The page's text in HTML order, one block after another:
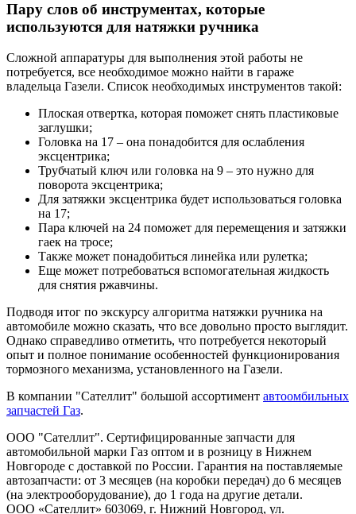
Пару слов об инструментах, которые
используются для натяжки ручника
Сложной аппаратуры для выполнения этой работы не
потребуется, все необходимое можно найти в гараже
владельца Газели. Список необходимых инструментов такой:
Плоская отвертка, которая поможет снять пластиковые
заглушки;
Головка на 17 – она понадобится для ослабления
эксцентрика;
Трубчатый ключ или головка на 9 – это нужно для
поворота эксцентрика;
Для затяжки эксцентрика будет использоваться головка
на 17;
Пара ключей на 24 поможет для перемещения и затяжки
гаек на тросе;
Также может понадобиться линейка или рулетка;
Еще может потребоваться вспомогательная жидкость
для снятия ржавчины.
Подводя итог по экскурсу алгоритма натяжки ручника на
автомобиле можно сказать, что все довольно просто выглядит.
Однако справедливо отметить, что потребуется некоторый
опыт и полное понимание особенностей функционирования
тормозного механизма, установленного на Газели.
В компании "Сателлит" большой ассортимент автоомбильных
запчастей Газ.
ООО "Сателлит". Сертифицированные запчасти для
автомобильной марки Газ оптом и в розницу в Нижнем
Новгороде с доставкой по России. Гарантия на поставляемые
автозапчасти: от 3 месяцев (на коробки передач) до 6 месяцев
(на электрооборудование), до 1 года на другие детали.
ООО «Сателлит» 603069, г. Нижний Новгород, ул.